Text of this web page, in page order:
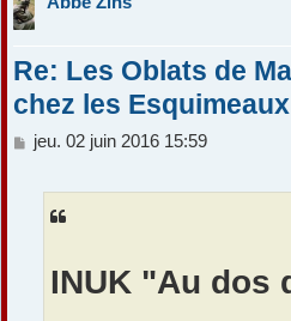
Re: Les Oblats de
chez les Esquimeaux
M
jeu. 02 juin 2016 15:59
INUK "Au dos